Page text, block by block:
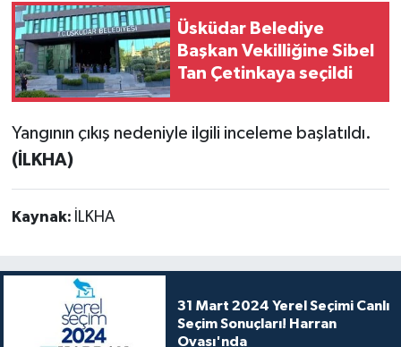
Üsküdar Belediye
Başkan Vekilliğine Sibel
Tan Çetinkaya seçildi
Yangının çıkış nedeniyle ilgili inceleme başlatıldı.
(İLKHA)
Kaynak: İLKHA
31 Mart 2024 Yerel Seçimi Canlı
Seçim Sonuçları! Harran
Ovası'nda